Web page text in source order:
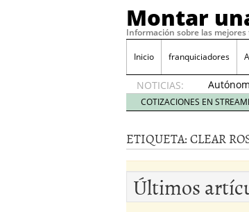
Montar
Información sobre las
Inicio franquiciadores
NOTICIAS:
y baja
laboral
2014
¿Quieres
tener 4
¿Está tu
Eureka
COTIZACIONES EN
ETIQUETA:CLEAR
Últimos